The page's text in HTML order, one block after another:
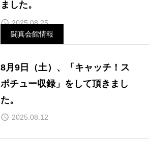
ました。
2025.08.25
闘真会館情報
8月9日（土）、「キャッチ！ス
ポチュー収録」をして頂きまし
た。
2025.08.12